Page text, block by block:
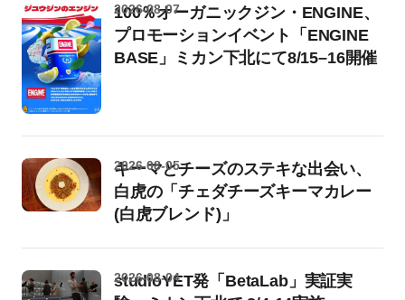
100％オーガニックジン・ENGINE、
プロモーションイベント「ENGINE
BASE」ミカン下北にて8/15–16開催
2026-08-07
キーマとチーズのステキな出会い、
白虎の「チェダチーズキーマカレー
(白虎ブレンド)」
2026-08-05
studioYET発「BetaLab」実証実
2026-08-04